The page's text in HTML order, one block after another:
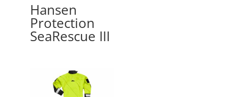
Hansen
Protection
SeaRescue III